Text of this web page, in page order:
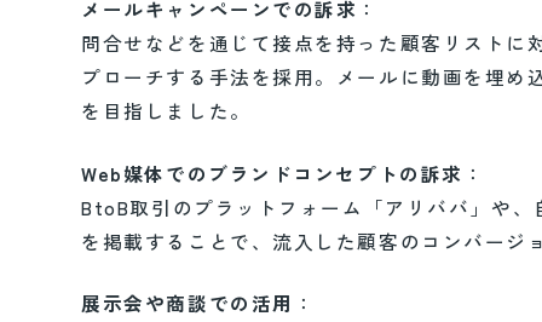
メールキャンペーンでの訴求 ：
問合せなどを通じて接点を持った顧客リスト
プローチする手法を採用。メールに動画を埋
を目指しました。
Web媒体でのブランドコンセプトの訴求 ：
BtoB取引のプラットフォーム「アリババ」や
を掲載することで、流入した顧客のコンバー
展示会や商談での活用 ：